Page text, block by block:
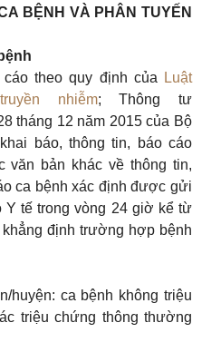
BỆNH VÀ PHÂN TUYẾN
theo quy định của
Luật
nhiễm; Thông tư
tháng 12 năm 2015 của Bộ
báo, thông tin, báo cáo
văn bản khác về thông tin,
ca bệnh xác định được gửi
Y tế trong vòng 24 giờ kể từ
định trường hợp bệnh
huyện: ca bệnh không triệu
triệu chứng thông thường